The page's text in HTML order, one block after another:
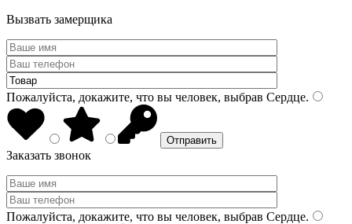
Вызвать замерщика
Пожалуйста, докажите, что вы человек, выбрав Сердце.
Заказать звонок
Пожалуйста, докажите, что вы человек, выбрав Сердце.